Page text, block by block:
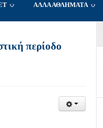
ΑΛΛΑ ΑΘΛΗΜΑΤΑ
περίοδο